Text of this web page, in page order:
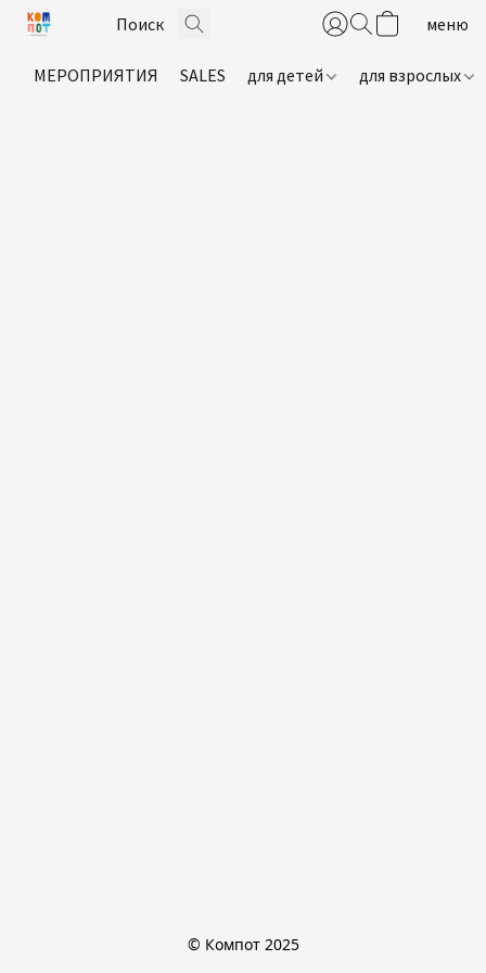
МЕРОПРИЯТИЯ SALES для детей для взрослых
© Компот 2025